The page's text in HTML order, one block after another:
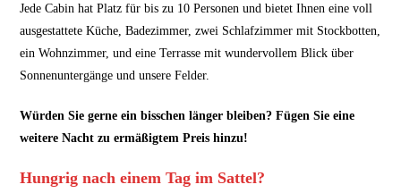
Jede Cabin hat Platz für bis zu 10 Personen und bietet Ihnen eine voll
ausgestattete Küche, Badezimmer, zwei Schlafzimmer mit Stockbotten,
ein Wohnzimmer, und eine Terrasse mit wundervollem Blick über
Sonnenuntergänge und unsere Felder.
Würden Sie gerne ein bisschen länger bleiben? Fügen Sie eine
weitere Nacht zu ermäßigtem Preis hinzu!
Hungrig nach einem Tag im Sattel?